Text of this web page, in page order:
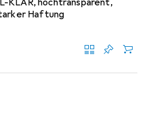
KLAR, hochtransparent,
Haftung